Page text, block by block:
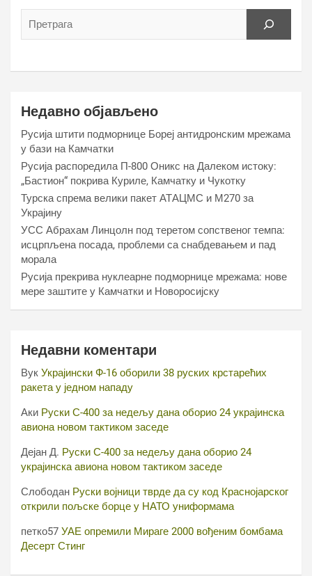
Недавно објављено
Русија штити подморнице Бореј антидронским мрежама
у бази на Камчатки
Русија распоредила П-800 Оникс на Далеком истоку:
„Бастион“ покрива Куриле, Камчатку и Чукотку
Турска спрема велики пакет АТАЦМС и М270 за
Украјину
УСС Абрахам Линцолн под теретом сопственог темпа:
исцрпљена посада, проблеми са снабдевањем и пад
морала
Русија прекрива нуклеарне подморнице мрежама: нове
мере заштите у Камчатки и Новоросијску
Недавни коментари
Вук Украјински Ф-16 оборили 38 руских крстарећих
ракета у једном нападу
Аки Руски С-400 за недељу дана оборио 24 украјинска
авиона новом тактиком заседе
Дејан Д. Руски С-400 за недељу дана оборио 24
украјинска авиона новом тактиком заседе
Слободан Руски војници тврде да су код Краснојарског
открили пољске борце у НАТО униформама
петко57 УАЕ опремили Мираге 2000 вођеним бомбама
Десерт Стинг